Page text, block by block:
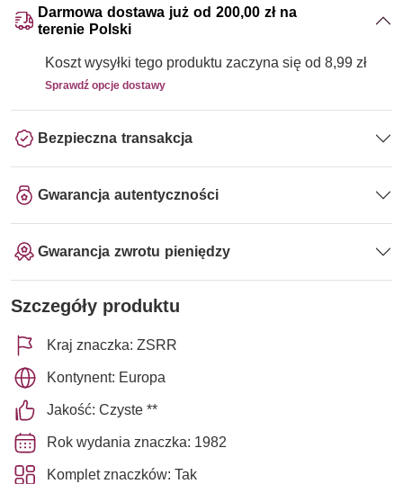
Darmowa dostawa już od 200,00 zł na
terenie Polski
Koszt wysyłki tego produktu zaczyna się od 8,99 zł
Sprawdź opcje dostawy
Bezpieczna transakcja
Gwarancja autentyczności
Gwarancja zwrotu pieniędzy
Szczegóły produktu
Kraj znaczka: ZSRR
Kontynent: Europa
Jakość: Czyste **
Rok wydania znaczka: 1982
Komplet znaczków: Tak